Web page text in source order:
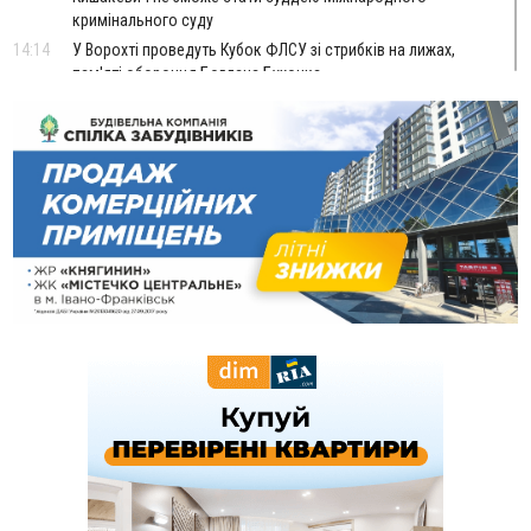
кримінального суду
14:14
У Ворохті проведуть Кубок ФЛСУ зі стрибків на лижах,
пам'яті оборонця Богдана Бухонка
На Калущині розшукали чоловіка, який три дні
блукав у лісі
13:14
Боднар розповів про реакцію влади Польщі на атаки на
українців та про зміни після 23 серпня
12:31
ВІДЕО "Едельвейси" щемливо привітали рідну Коломию з
Днем міста
11:55
Вчора у Франківську, Коломиї, Долині та Яремче
зафіксували рекордну спеку
11:45
У Надвірній п'яна жінка побила малолітнього хлопчика: суд
У басейні Дністра встановилася гідрологічна посуха - рівні
води наблизилися до найнижчих показників
У Бурштині поблизу АЗС сталася масова бійка, поліція
з'ясовує обставини
ФОП із Житомира після купівлі права вимоги за 120
тисяч позивається до Франківська на понад 20 млн грн